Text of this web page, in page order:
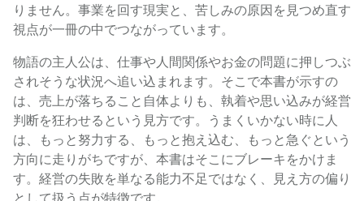
りません。事業を回す現実と、苦しみの原因を見つめ直す
視点が一冊の中でつながっています。
物語の主人公は、仕事や人間関係やお金の問題に押しつぶ
されそうな状況へ追い込まれます。そこで本書が示すの
は、売上が落ちること自体よりも、執着や思い込みが経営
判断を狂わせるという見方です。うまくいかない時に人
は、もっと努力する、もっと抱え込む、もっと急ぐという
方向に走りがちですが、本書はそこにブレーキをかけま
す。経営の失敗を単なる能力不足ではなく、見え方の偏り